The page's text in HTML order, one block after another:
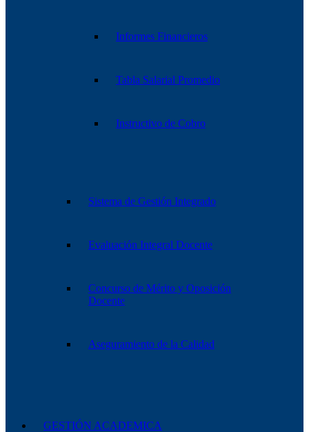
Informes Financieros
Tabla Salarial Promedio
Instructivo de Cobro
Sistema de Gestión Integrado
Evaluación Integral Docente
Concurso de Mérito y Oposición
Docente
Aseguramiento de la Calidad
GESTIÓN ACADEMICA